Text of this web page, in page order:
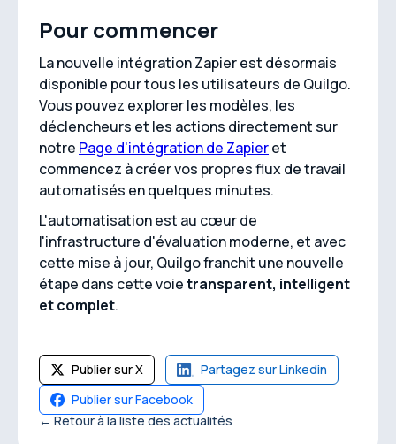
Pour commencer
La nouvelle intégration Zapier est désormais
disponible pour tous les utilisateurs de Quilgo.
Vous pouvez explorer les modèles, les
déclencheurs et les actions directement sur
notre Page d'intégration de Zapieret
commencez à créer vos propres flux de travail
automatisés en quelques minutes.
L'automatisation est au cœur de
l'infrastructure d'évaluation moderne, et avec
cette mise à jour, Quilgo franchit une nouvelle
étape dans cette voietransparent, intelligent
et complet.
Publier sur X
Partagez sur Linkedin
Publier sur Facebook
← Retour à la liste des actualités